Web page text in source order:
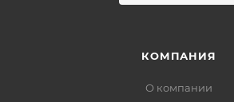
КОМПАНИЯ
О компании